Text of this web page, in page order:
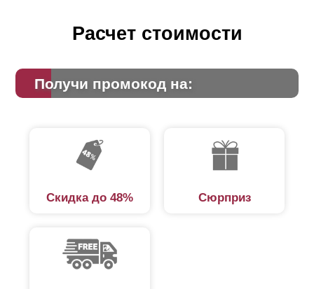
Расчет стоимости
Получи промокод на:
Скидка до 48% Сюрприз